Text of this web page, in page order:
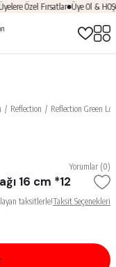
Özel Fırsatlar Üye Ol &
Reflection Reflection Green
Yorumlar (0)
16 cm *12
taksitlerle!Taksit Seçenekleri